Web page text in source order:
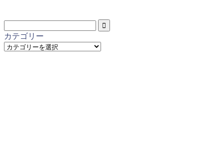
カテゴリー
カ